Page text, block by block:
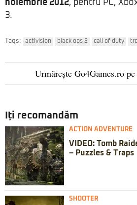
noiembrie 2012, pentru PC,
3.
Tags: activision black ops 2 call of duty
Urmărește Go4Games.ro pe
Iți recomandăm
ACTION ADVENTURE
VIDEO: Tomb
– Puzzles & Traps
SHOOTER